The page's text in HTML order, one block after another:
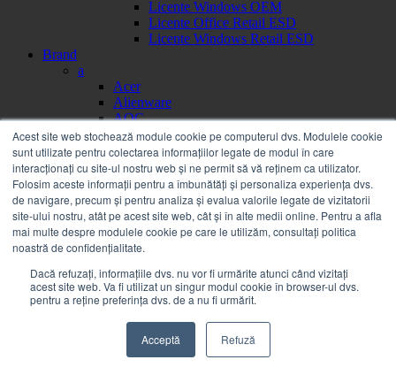
Acest site web stochează module cookie pe computerul dvs. Modulele cookie
sunt utilizate pentru colectarea informațiilor legate de modul în care
interacționați cu site-ul nostru web și ne permit să vă reținem ca utilizator.
Folosim aceste informații pentru a îmbunătăți și personaliza experiența dvs.
de navigare, precum și pentru analiza și evalua valorile legate de vizitatorii
site-ului nostru, atât pe acest site web, cât și în alte medii online. Pentru a afla
mai multe despre modulele cookie pe care le utilizăm, consultați politica
noastră de confidențialitate.
Dacă refuzați, informațiile dvs. nu vor fi urmărite atunci când vizitați
acest site web. Va fi utilizat un singur modul cookie în browser-ul dvs.
pentru a reține preferința dvs. de a nu fi urmărit.
Acceptă Refuză
Licente Windows OEM
Licente Office Retail ESD
Licente Windows Retail ESD
Brand
a
Acer
Alienware
AOC
APC
Apple
Asrock
Asus
b
Bachmann
Benq
BOOX
Canon
Corsair
d
Dahua
DELL